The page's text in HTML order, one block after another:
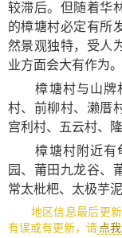
较滞后。但随着华
的樟塘村必定有所
然景观独特，受人
业方面会大有作为。
樟塘村与山牌村
村、前柳村、濑厝
宫利村、五云村、
樟塘村附近有
园 、 莆田九龙谷、
常太枇杷、 太极芋泥
地区信息最后更新
有误或有更新，请 点